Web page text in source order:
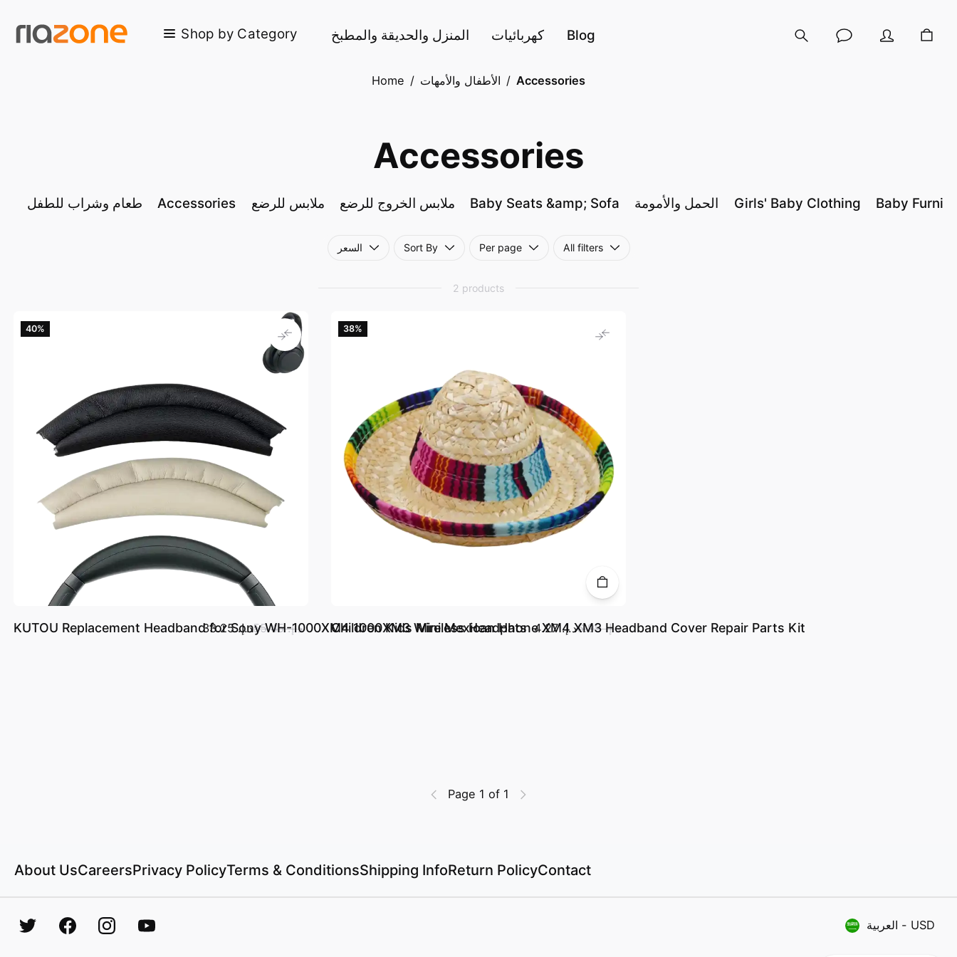
Skip to main content Shop by Category المنزل والحديقة والمطبخ كهربائيات Blog
Home / الأطفال والأمهات / Accessories
Accessories
طعام وشراب للطفل Accessories ملابس للرضع ملابس الخروج للرضع Baby Seats &amp; Sofa الحمل والأمومة Girls' Baby Clothing Baby
السعر Sort By Per page All filters
2 products
40‎%‎
KUTOU Replacement Headband for Sony WH-1000XM4 1000XM3 Wireless Headphone XM4 XM3 Headband Cover Repair Parts Kit
د.إ.‏ 55.45 د.إ.‏ 33.25
38‎%‎
Children Kids Mini Mexican Hats د.إ.‏ 6.99 د.إ.‏ 4.27
Page 1 of 1
About UsCareersPrivacy PolicyTerms & ConditionsShipping InfoReturn PolicyContact
العربية - USD